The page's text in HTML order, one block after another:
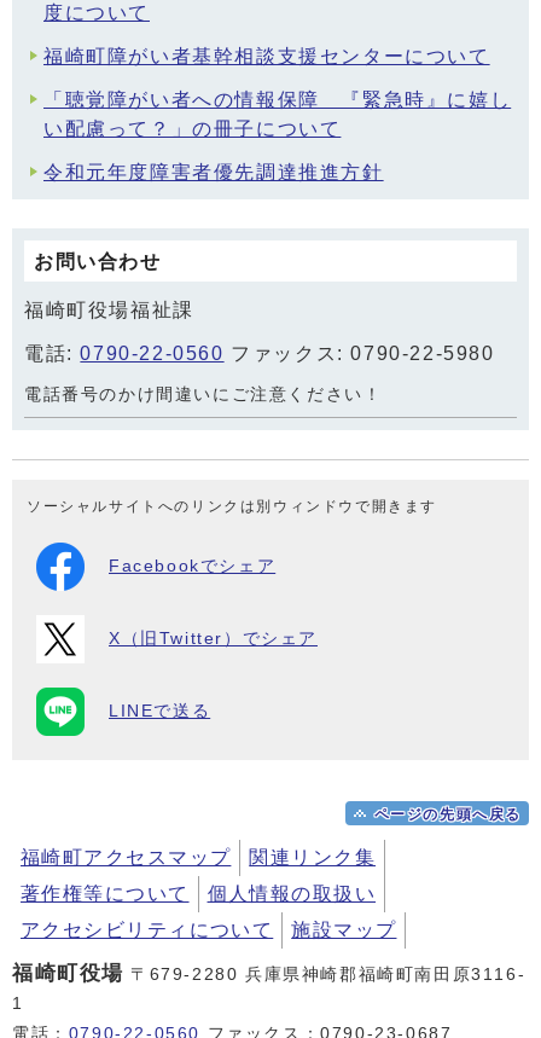
度について
福崎町障がい者基幹相談支援センターについて
「聴覚障がい者への情報保障 『緊急時』に嬉し
い配慮って？」の冊子について
令和元年度障害者優先調達推進方針
お問い合わせ
福崎町役場福祉課
電話:0790-22-0560 ファックス: 0790-22-5980
電話番号のかけ間違いにご注意ください！
ソーシャルサイトへのリンクは別ウィンドウで開きます
Facebookでシェア
X（旧Twitter）でシェア
LINEで送る
ページの先頭へ戻る
福崎町アクセスマップ
関連リンク集
著作権等について
個人情報の取扱い
アクセシビリティについて
施設マップ
福崎町役場 〒679-2280 兵庫県神崎郡福崎町南田原3116-
1
電話： 0790-22-0560 ファックス：0790-23-0687